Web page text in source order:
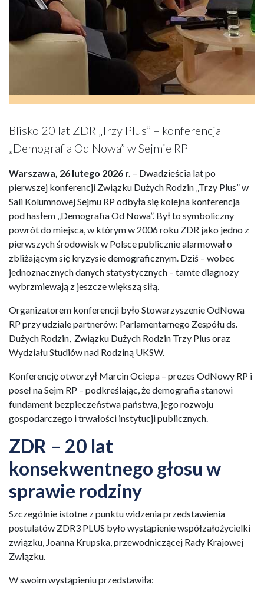
Blisko 20 lat ZDR „Trzy Plus” – konferencja
„Demografia Od Nowa” w Sejmie RP
Warszawa, 26 lutego 2026 r. – Dwadzieścia lat po
pierwszej konferencji Związku Dużych Rodzin „Trzy Plus” w
Sali Kolumnowej Sejmu RP odbyła się kolejna konferencja
pod hasłem „Demografia Od Nowa”. Był to symboliczny
powrót do miejsca, w którym w 2006 roku ZDR jako jedno z
pierwszych środowisk w Polsce publicznie alarmował o
zbliżającym się kryzysie demograficznym. Dziś – wobec
jednoznacznych danych statystycznych – tamte diagnozy
wybrzmiewają z jeszcze większą siłą.
Organizatorem konferencji było Stowarzyszenie OdNowa
RP przy udziale partnerów: Parlamentarnego Zespółu ds.
Dużych Rodzin, Związku Dużych Rodzin Trzy Plus oraz
Wydziału Studiów nad Rodziną UKSW.
Konferencję otworzył Marcin Ociepa – prezes OdNowy RP i
poseł na Sejm RP – podkreślając, że demografia stanowi
fundament bezpieczeństwa państwa, jego rozwoju
gospodarczego i trwałości instytucji publicznych.
ZDR – 20 lat
konsekwentnego głosu w
sprawie rodziny
Szczególnie istotne z punktu widzenia przedstawienia
postulatów ZDR3 PLUS było wystąpienie współzałożycielki
związku, Joanna Krupska, przewodniczącej Rady Krajowej
Związku.
W swoim wystąpieniu przedstawiła: